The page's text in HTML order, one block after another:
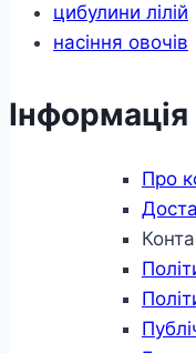
цибулини лілій
насіння овочів
Інформація
Про